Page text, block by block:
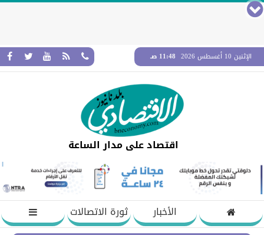
الإثنين 10 أغسطس 2026 11:48 صـ
اقتصاد على مدار الساعة
الأخبار
ثورة الاتصالات